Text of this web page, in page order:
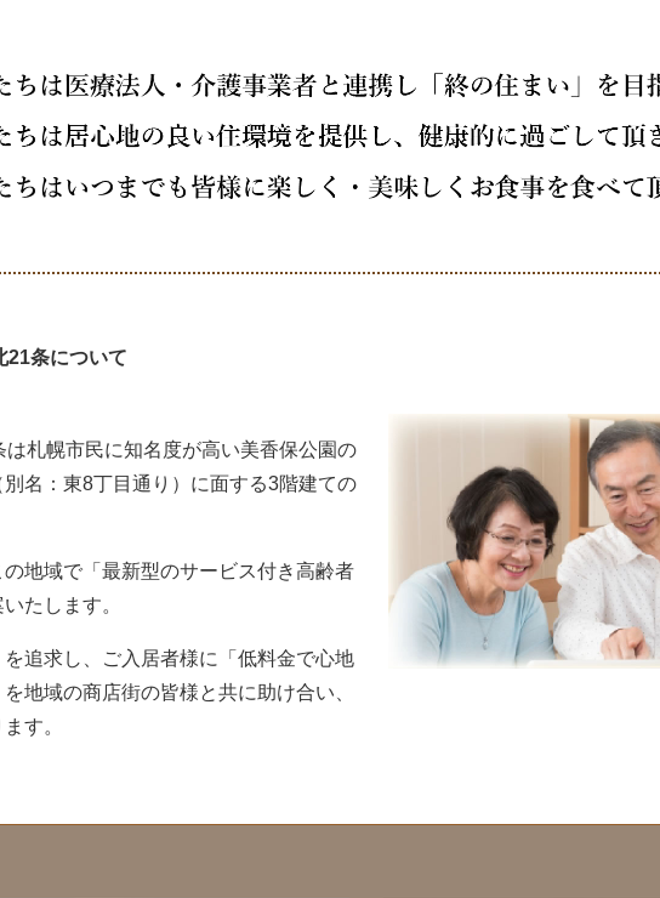
21条について
は札幌市民に知名度が高い美香保公園の
名：東8丁目通り）に面する3階建ての
地域で「最新型のサービス付き高齢者
たします。
追求し、ご入居者様に「低料金で心地
地域の商店街の皆様と共に助け合い、
す。